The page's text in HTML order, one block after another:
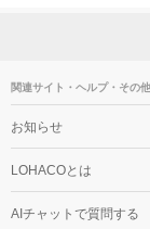
関連サイト・ヘルプ・その他
お知らせ
LOHACOとは
AIチャットで質問する